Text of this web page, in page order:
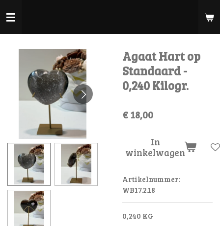
direct
Agaat Hart op
Standaard -
0,240 Kilogr.
€ 18,00
In
winkelwagen
Artikelnummer:
WB17.2.18
0,240 KG